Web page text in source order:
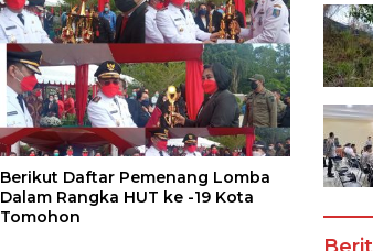
Berikut Daftar Pemenang Lomba
Dalam Rangka HUT ke -19 Kota
Tomohon